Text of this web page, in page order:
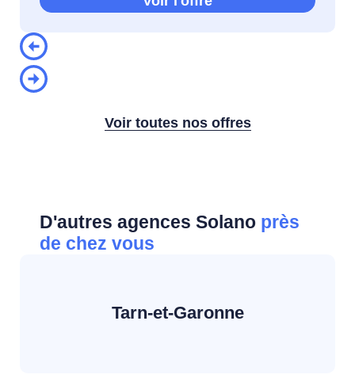
Voir toutes nos offres
D'autres agences Solano près
de chez vous
Tarn-et-Garonne